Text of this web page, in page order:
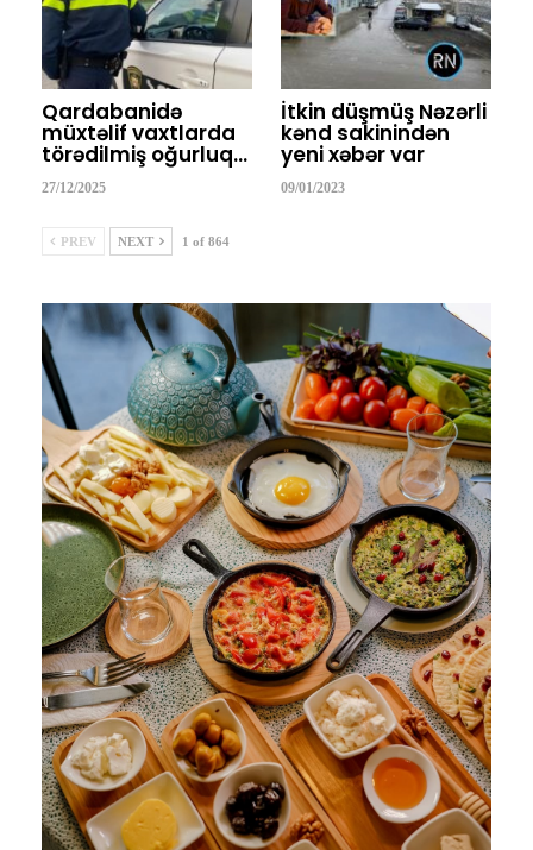
Qardabanidə
müxtəlif vaxtlarda
törədilmiş oğurluq…
27/12/2025
İtkin düşmüş Nəzərli
kənd sakinindən
yeni xəbər var
09/01/2023
PREV NEXT 1 of 864